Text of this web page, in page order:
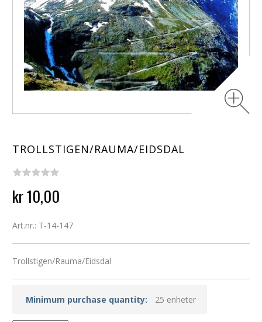
TROLLSTIGEN/RAUMA/EIDSDAL
kr 10,00
Art.nr.: T-14-147
Trollstigen/Rauma/Eidsdal
Minimum purchase quantity: 25 enheter